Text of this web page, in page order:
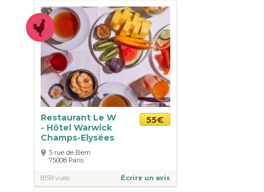
Restaurant Le W
- Hôtel Warwick
Champs-Elysées
55€
5 rue de Berri
75008 Paris
8159 vues Écrire un avis